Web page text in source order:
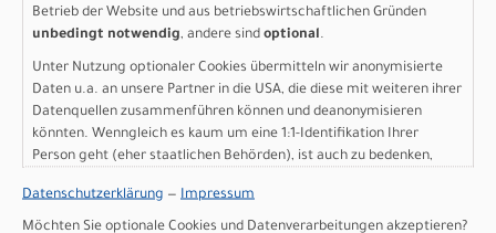
Varianten
Specialized Sirrus X 2.0
GLOSS TANGERINE /
Betrieb der Website und aus betriebswirtschaftlichen Gründen
unbedingt notwendig, andere sind optional.
Unter Nutzung optionaler Cookies übermitteln wir anonymisierte
Daten u.a. an unsere Partner in die USA, die diese mit weiteren ihrer
Datenquellen zusammenführen können und deanonymisieren
könnten. Wenngleich es kaum um eine 1:1-Identifikation Ihrer
Person geht (eher staatlichen Behörden), ist auch zu bedenken,
sind wie bei uns in der Europäischen Union.
Datenschutzerklärung — Impressum
Möchten Sie optionale Cookies und Datenverarbeitungen akzeptieren?